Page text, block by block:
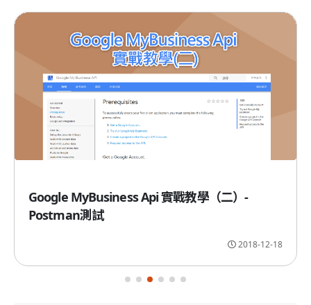
2018-12-18
Google MyBusiness Api 實戰教學（二）-
Postman測試